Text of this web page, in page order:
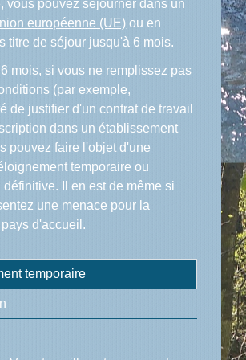
vous pouvez séjourner dans un
européenne (UE) ou en
titre de séjour jusqu'à 6 mois.
mois, si vous ne remplissez pas
(par exemple,
de justifier d'un contrat de travail
dans un établissement
pouvez faire l'objet d'une
temporaire ou
Il en est de même si
une menace pour la
d'accueil.
temporaire